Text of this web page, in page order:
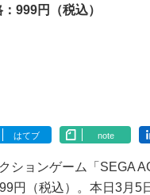
999円（税込）
はてブ note
ョンゲーム「SEGA
円（税込）。本日3月5